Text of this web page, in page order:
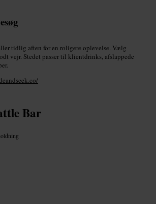
tidlig aften for en roligere oplevelse. Vælg
vejr. Stedet passer til klientdrinks, afslappede
Bar